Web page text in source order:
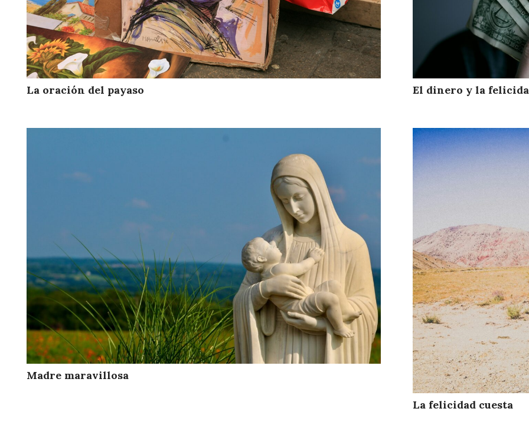
La oración del payaso El dinero y la
Madre maravillosa
La felicidad cuesta